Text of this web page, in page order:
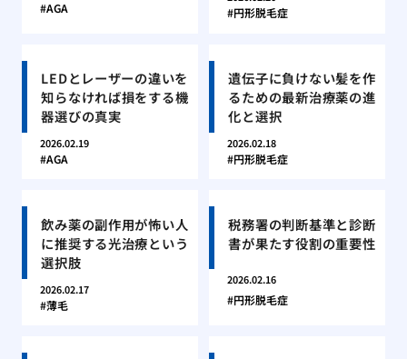
AGA 円形脱毛症
LEDとレーザーの違いを
知らなければ損をする機
器選びの真実
2026.02.19
AGA
遺伝子に負けない髪を作
るための最新治療薬の進
化と選択
2026.02.18
円形脱毛症
飲み薬の副作用が怖い人
に推奨する光治療という
選択肢
2026.02.17
薄毛
税務署の判断基準と診断
書が果たす役割の重要性
2026.02.16
円形脱毛症